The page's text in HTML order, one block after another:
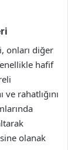
onları diğer
hafif
rahatlığını
olanak